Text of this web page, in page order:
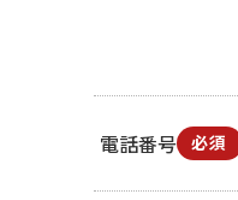
電話番号 必須